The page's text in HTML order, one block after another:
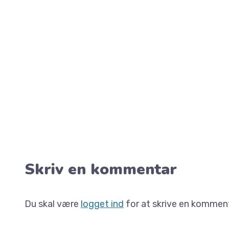
Skriv en kommentar
Du skal være logget ind for at skrive en